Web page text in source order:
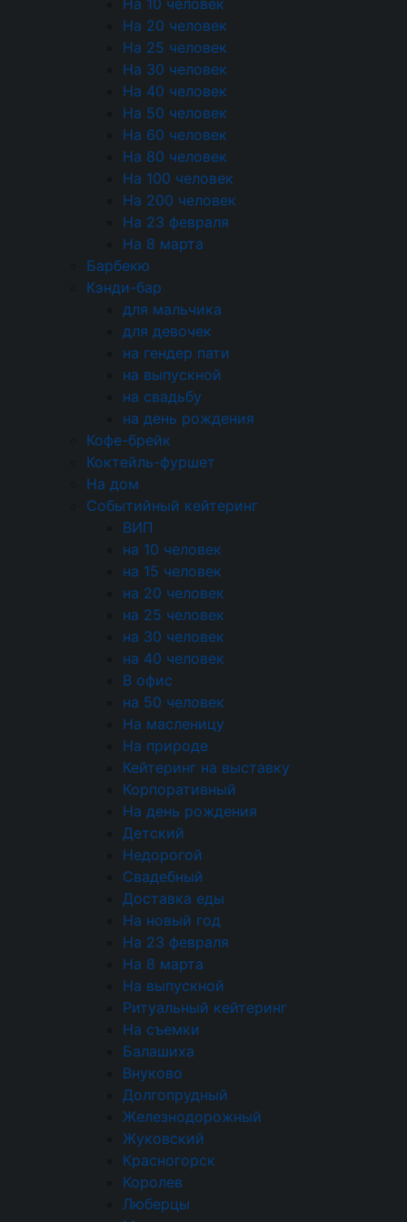
На 10 человек
На 20 человек
На 25 человек
На 30 человек
На 40 человек
На 50 человек
На 60 человек
На 80 человек
На 100 человек
На 200 человек
На 23 февраля
На 8 марта
Барбекю
Кэнди-бар
для мальчика
для девочек
на гендер пати
на выпускной
на свадьбу
на день рождения
Кофе-брейк
Коктейль-фуршет
На дом
Событийный кейтеринг
ВИП
на 10 человек
на 15 человек
на 20 человек
на 25 человек
на 30 человек
на 40 человек
В офис
на 50 человек
На масленицу
На природе
Кейтеринг на выставку
Корпоративный
На день рождения
Детский
Недорогой
Свадебный
Доставка еды
На новый год
На 23 февраля
На 8 марта
На выпускной
Ритуальный кейтеринг
На съемки
Балашиха
Внуково
Долгопрудный
Железнодорожный
Жуковский
Красногорск
Королев
Люберцы
Картофель, Морковь мытая импорт,
Огурцы конс. маринованные, Свекла,
Масло Душистое, Горох конс., Тарталетка
песочная для салата
Энергетическая ценность
Поделиться:
картой или наличными
За покупки начисляем бонусы
по Москве и области
Самовывоз — бесплатно
+7 (495) 226-61-49
Москва, ул. Прянишникова 19а с1
event@cateringincity.ru
Создание сайта —Андрей Богданов
© 2005-2026 «InCity Catering»
Карта сайта
Настройки cookie
ОБРАТНЫЙ ЗВОНОК
ИП Емельянов Даниил Дмитриевич ИНН
482622253228 ОГРНИП 325470400102510 Адрес
фактической деятельности: Москва,
ул. Прянишникова, 19А, стр. 1
🍪 Мы используем cookies, чтобы запоминать
вашу корзину, показывать рекомендации
и присылать персональные скидки. Можно
изменить решение в любой момент в подвале
Только необходимые